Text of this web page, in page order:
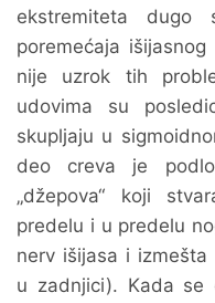
ekstremiteta dugo
poremećaja
nije uzrok tih
udovima su
skupljaju u
deo creva je
„džepova“ koji
predelu i u predelu
nerv išijasa i
u zadnjici). Kada